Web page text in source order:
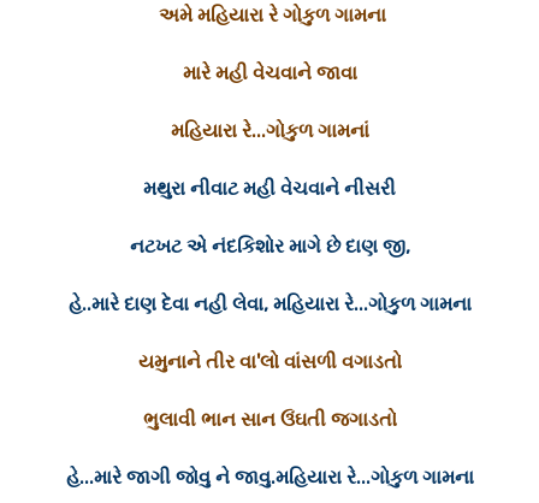
અમે મહિયારા રે ગોકુળ ગામના
મારે મહી વેચવાને જાવા
મહિયારા રે...ગોકુળ ગામનાં
મથુરા નીવાટ મહી વેચવાને નીસરી
નટખટ એ નંદકિશોર માગે છે દાણ જી,
હે..મારે દાણ દેવા નહી લેવા, મહિયારા રે...ગોકુળ ગામના
યમુનાને તીર વા'લો વાંસળી વગાડતો
ભુલાવી ભાન સાન ઉંઘતી જગાડતો
હે...મારે જાગી જોવુ ને જાવુ.મહિયારા રે...ગોકુળ ગામના